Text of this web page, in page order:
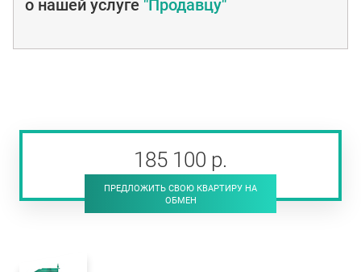
о нашей услуге "Продавцу"
185 100 р.
ПРЕДЛОЖИТЬ СВОЮ КВАРТИРУ НА
ОБМЕН